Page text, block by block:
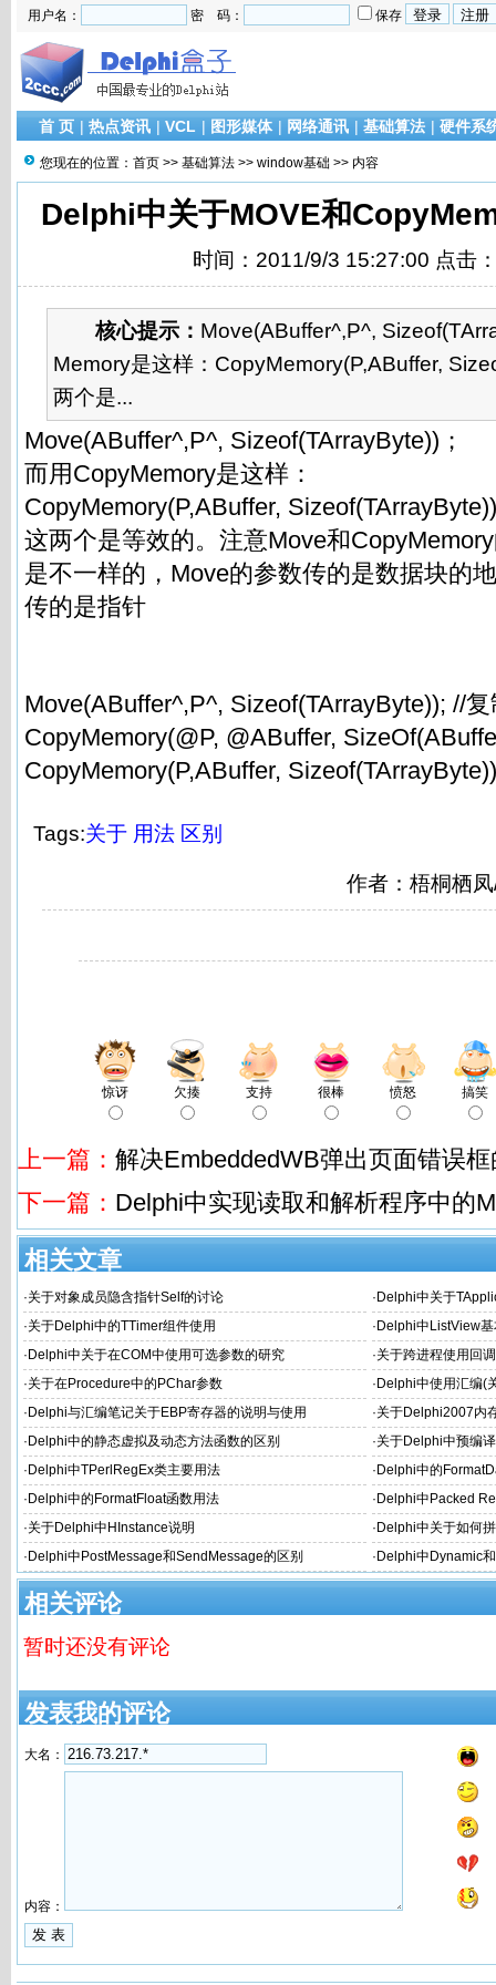
用户名： 密 码： 保存
首 页 | 热点资讯 | VCL | 图形媒体 | 网络通讯 | 基础算法 | 硬件系
您现在的位置： 首页 >> 基础算法 >> window基础 >> 内容
Delphi中关于MOVE和
时间：2011/9/3 15:27:00 点击
核心提示： Move(ABuffer^,P^,
Memory是这样：CopyMemory(P,ABuffer,
两个是...
Move(ABuffer^,P^, Sizeof(TArrayByte))；
而用CopyMemory是这样：
CopyMemory(P,ABuffer,
这两个是等效的。注意Move和
是不一样的，Move的参数传的是数据块的
传的是指针
Move(ABuffer^,P^, Sizeof(TArrayByte)); //
CopyMemory(@P, @ABuffer,
CopyMemory(P,ABuffer,
Tags:关于 用法 区别
作者：梧桐栖
惊讶 欠揍 支持 很棒 愤怒 搞笑
上一篇： 解决EmbeddedWB弹出页面错误
下一篇： Delphi中实现读取和解析程序中的
相关文章
·关于对象成员隐含指针Self的讨论 · Delphi中关于
·关于Delphi中的TTimer组件使用 · Delphi中ListView
· Delphi中关于在COM中使用可选参数的研究 ·关于跨进程使用回
RTF流为例
·关于在Procedure中的PChar参数 · Delphi中使用汇编(
· Delphi与汇编笔记关于EBP寄存器的说明与使用 ·关于Delphi2007内
· Delphi中的静态虚拟及动态方法函数的区别 ·关于Delphi中预编
· Delphi中TPerlRegEx类主要用法 · Delphi中的
· Delphi中的FormatFloat函数用法 · Delphi中Packed
·关于Delphi中HInstance说明 · Delphi中关于如何
· Delphi中PostMessage和SendMessage的区别 · Delphi中Dynamic
相关评论
暂时还没有评论
发表我的评论
大名：
内容：